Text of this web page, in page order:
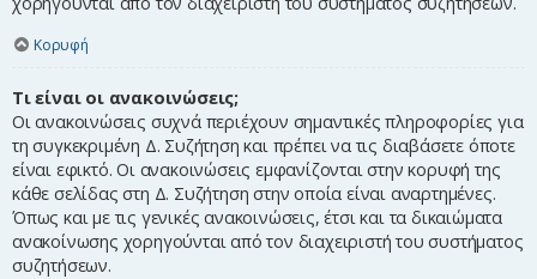
Κορυφή
Τι είναι οι ανακοινώσεις;
Οι ανακοινώσεις συχνά περιέχουν σημαντικές πληροφορίες για
τη συγκεκριμένη Δ. Συζήτηση και πρέπει να τις διαβάσετε όποτε
είναι εφικτό. Οι ανακοινώσεις εμφανίζονται στην κορυφή της
κάθε σελίδας στη Δ. Συζήτηση στην οποία είναι αναρτημένες.
Όπως και με τις γενικές ανακοινώσεις, έτσι και τα δικαιώματα
ανακοίνωσης χορηγούνται από τον διαχειριστή του συστήματος
συζητήσεων.